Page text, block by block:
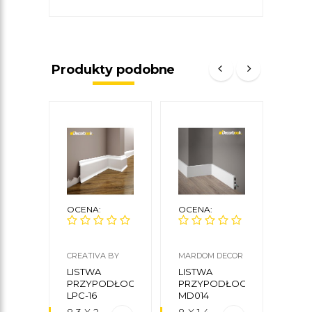
Produkty podobne
OCENA:
CREATIVA BY
CEZAR
LISTWA
PRZYPODŁOGOWA
LPC-16
OCENA:
MARDOM DECOR
LISTWA
PRZYPODŁOGOWA
MD014
MARDOM